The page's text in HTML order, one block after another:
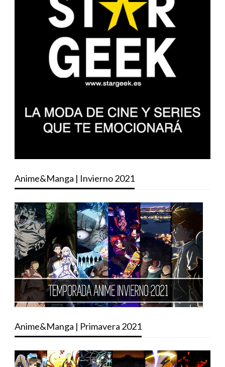
Anime&Manga | Invierno 2021
Anime&Manga | Primavera 2021